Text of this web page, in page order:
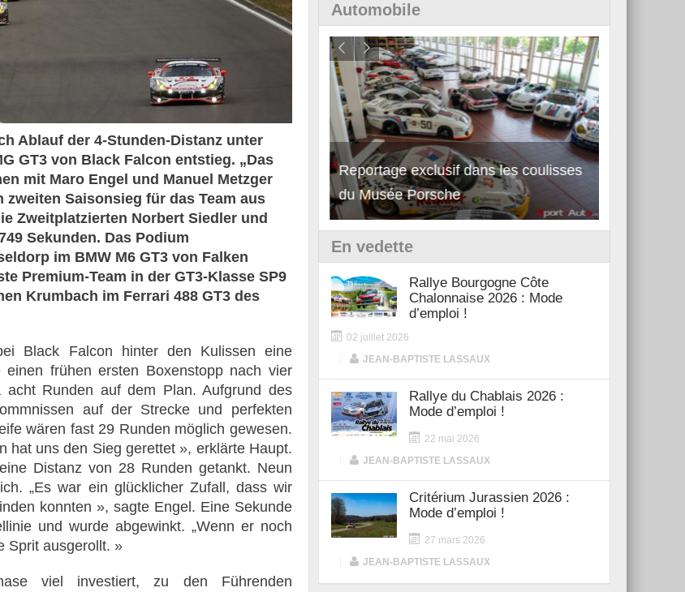
Ablauf der 4-Stunden-Distanz unter
GT3 von Black Falcon entstieg. „Das
mit Maro Engel und Manuel Metzger
Saisonsieg für das Team aus
Zweitplatzierten Norbert Siedler und
Sekunden. Das Podium
im BMW M6 GT3 von Falken
Premium-Team in der GT3-Klasse SP9
Krumbach im Ferrari 488 GT3 des
Black Falcon hinter den Kulissen eine
frühen ersten Boxenstopp nach vier
Runden auf dem Plan. Aufgrund des
auf der Strecke und perfekten
wären fast 29 Runden möglich gewesen.
hat uns den Sieg gerettet », erklärte Haupt.
Distanz von 28 Runden getankt. Neun
„Es war ein glücklicher Zufall, dass wir
konnten », sagte Engel. Eine Sekunde
und wurde abgewinkt. „Wenn er noch
Sprit ausgerollt. »
viel investiert, zu den Führenden
Automobile
Reportage exclusif dans les coulisses
du Musée Porsche
Découverte de la nouvelle Ferrari
12Cilindri Manuale
En vedette
Rallye Bourgogne Côte
Chalonnaise 2026 : Mode
d’emploi !
02 juillet 2026
JEAN-BAPTISTE LASSAUX
Rallye du Chablais 2026 :
Mode d’emploi !
22 mai 2026
JEAN-BAPTISTE LASSAUX
Critérium Jurassien 2026 :
Mode d’emploi !
27 mars 2026
JEAN-BAPTISTE LASSAUX